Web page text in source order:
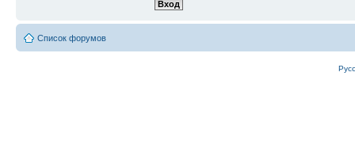
Список форумов